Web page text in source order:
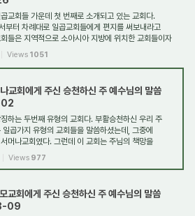
교회들 가운데 첫 번째로 소개되고 있는 교회다.
부터 차례대로 일곱교회들에게 편지를 써보내라고
들은 지역적으로 소아시아 지방에 위치한 교회들이자
Views 1051
교회에게 주신 승천하신 주 예수님의 말씀
하는 두번째 유형의 교회다. 부활승천하신 우리 주
곱가지 유형의 교회들을 말씀하셨는데, 그중에
머나교회였다. 그런데 이 교회는 주님의 책망을
Views 977
교회에게 주신 승천하신 주 예수님의 말씀
09